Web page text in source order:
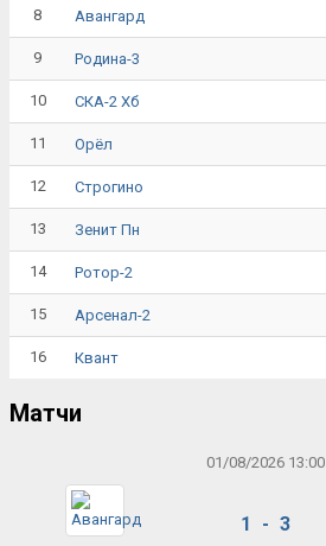
8 Авангард
9 Родина-3
10 СКА-2 Хб
11 Орёл
12 Строгино
13 Зенит Пн
14 Ротор-2
15 Арсенал-2
16 Квант
Матчи
01/08/2026 13:00
1 - 3